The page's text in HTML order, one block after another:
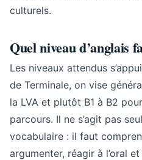
culturels.
Quel niveau d’anglais
Les niveaux attendus
de Terminale, on vise
la LVA et plutôt B1 à B2
parcours. Il ne s’agit pas
vocabulaire : il faut
argumenter, réagir à l’oral